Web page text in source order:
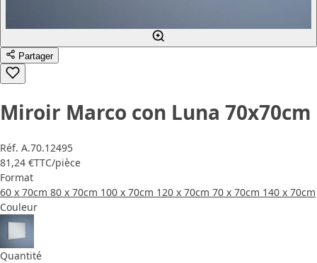
Partager
Miroir Marco con Luna 70x70cm
Réf. A.70.12495
81,24 €TTC/pièce
Format
60 x 70cm 80 x 70cm 100 x 70cm 120 x 70cm 70 x 70cm 140 x 70cm
Couleur
Quantité